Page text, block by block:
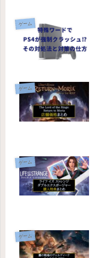
ゲーム
ゲーム
ゲーム
ゲーム